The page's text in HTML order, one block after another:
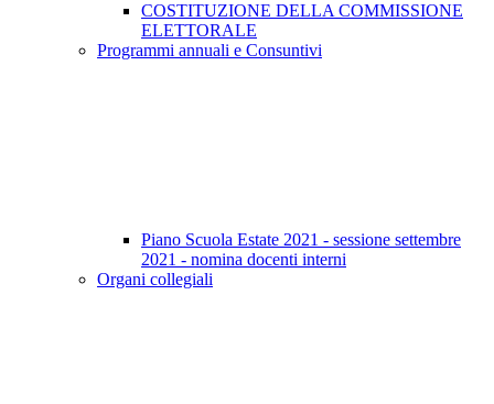
COSTITUZIONE DELLA COMMISSIONE
ELETTORALE
Programmi annuali e Consuntivi
Piano Scuola Estate 2021 - sessione settembre
2021 - nomina docenti interni
Organi collegiali